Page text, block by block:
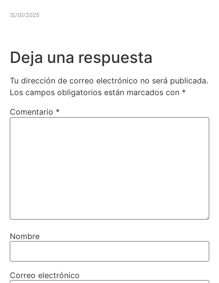
31/10/2025
Deja una respuesta
Tu dirección de correo electrónico no será publicada.
Los campos obligatorios están marcados con *
Comentario *
Nombre
Correo electrónico